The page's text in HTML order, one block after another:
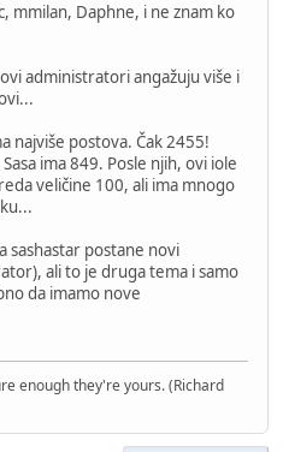
mmilan, Daphne, i ne znam ko
administratori angažuju više i
najviše postova. Čak 2455!
ima 849. Posle njih, ovi iole
veličine 100, ali ima mnogo
sashastar postane novi
ali to je druga tema i samo
da imamo nove
enough they're yours. (Richard